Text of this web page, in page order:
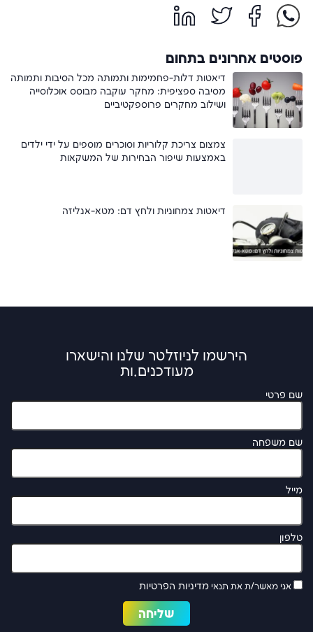
פוסטים אחרונים בתחום
דיאטות דלות-פחמימות ותמותה מכל הסיבות ותמותה
מסיבה ספציפית: מחקר עוקבה מבוסס אוכלוסייה
ושילוב מחקרים פרוספקטיביים
צמצום צריכת קלוריות וסוכרים מוספים על ידי ילדים
באמצעות שיפור הבחירות של המשקאות
דיאטות צמחוניות ולחץ דם: מטא-אנליזה
הירשמו לניוזלטר שלנו והישארו
מעודכנים.ות
שם פרטי
שם משפחה
מייל
טלפון
אני מאשר/ת את תנאי מדיניות הפרטיות